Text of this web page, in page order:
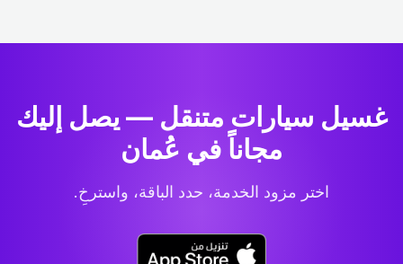
غسيل سيارات متنقل — يصل إليك
مجاناً في عُمان
اختر مزود الخدمة، حدد الباقة، واسترخِ.